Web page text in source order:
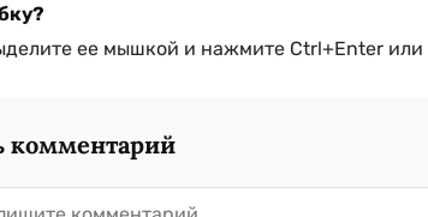
ее мышкой и нажмите Ctrl+Enter или
комментарий